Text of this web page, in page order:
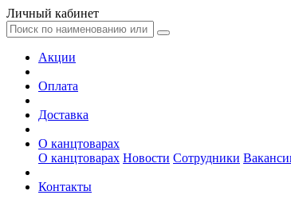
Личный кабинет
Акции
Оплата
Доставка
О канцтоварах
О канцтоварах Новости Сотрудники
Контакты